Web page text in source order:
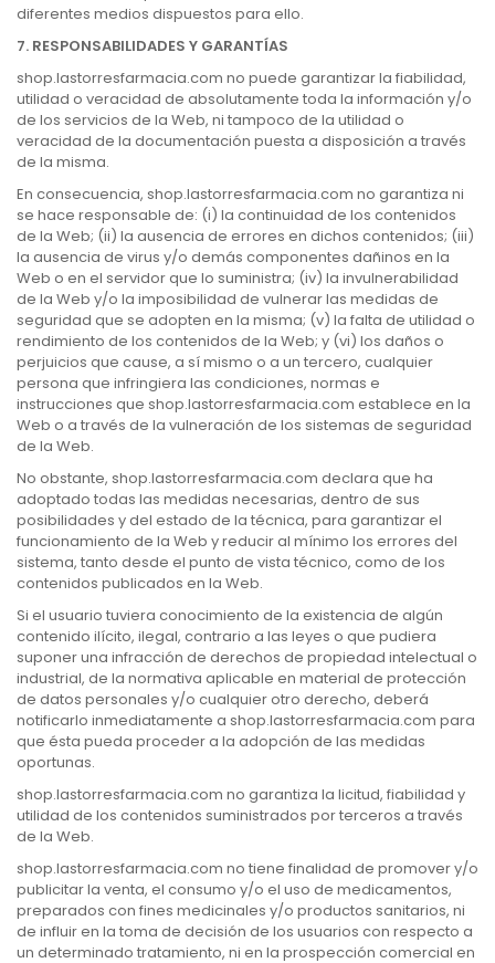
diferentes medios dispuestos para ello.
7. RESPONSABILIDADES Y GARANTÍAS
shop.lastorresfarmacia.com no puede garantizar la fiabilidad,
utilidad o veracidad de absolutamente toda la información y/o
de los servicios de la Web, ni tampoco de la utilidad o
veracidad de la documentación puesta a disposición a través
de la misma.
En consecuencia, shop.lastorresfarmacia.com no garantiza ni
se hace responsable de: (i) la continuidad de los contenidos
de la Web; (ii) la ausencia de errores en dichos contenidos; (iii)
la ausencia de virus y/o demás componentes dañinos en la
Web o en el servidor que lo suministra; (iv) la invulnerabilidad
de la Web y/o la imposibilidad de vulnerar las medidas de
seguridad que se adopten en la misma; (v) la falta de utilidad o
rendimiento de los contenidos de la Web; y (vi) los daños o
perjuicios que cause, a sí mismo o a un tercero, cualquier
persona que infringiera las condiciones, normas e
instrucciones que shop.lastorresfarmacia.com establece en la
Web o a través de la vulneración de los sistemas de seguridad
de la Web.
No obstante, shop.lastorresfarmacia.com declara que ha
adoptado todas las medidas necesarias, dentro de sus
posibilidades y del estado de la técnica, para garantizar el
funcionamiento de la Web y reducir al mínimo los errores del
sistema, tanto desde el punto de vista técnico, como de los
contenidos publicados en la Web.
Si el usuario tuviera conocimiento de la existencia de algún
contenido ilícito, ilegal, contrario a las leyes o que pudiera
suponer una infracción de derechos de propiedad intelectual o
industrial, de la normativa aplicable en material de protección
de datos personales y/o cualquier otro derecho, deberá
notificarlo inmediatamente a shop.lastorresfarmacia.com para
que ésta pueda proceder a la adopción de las medidas
oportunas.
shop.lastorresfarmacia.com no garantiza la licitud, fiabilidad y
utilidad de los contenidos suministrados por terceros a través
de la Web.
shop.lastorresfarmacia.com no tiene finalidad de promover y/o
publicitar la venta, el consumo y/o el uso de medicamentos,
preparados con fines medicinales y/o productos sanitarios, ni
de influir en la toma de decisión de los usuarios con respecto a
un determinado tratamiento, ni en la prospección comercial en